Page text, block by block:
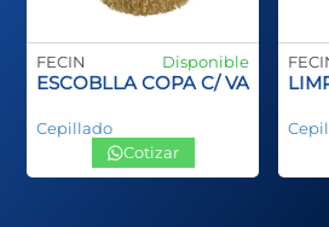
PLASTCO SPID INOX
FECIN Disponible
ESCOBLLA COPA C/ VASTAGO
Cepillado
Cotizar